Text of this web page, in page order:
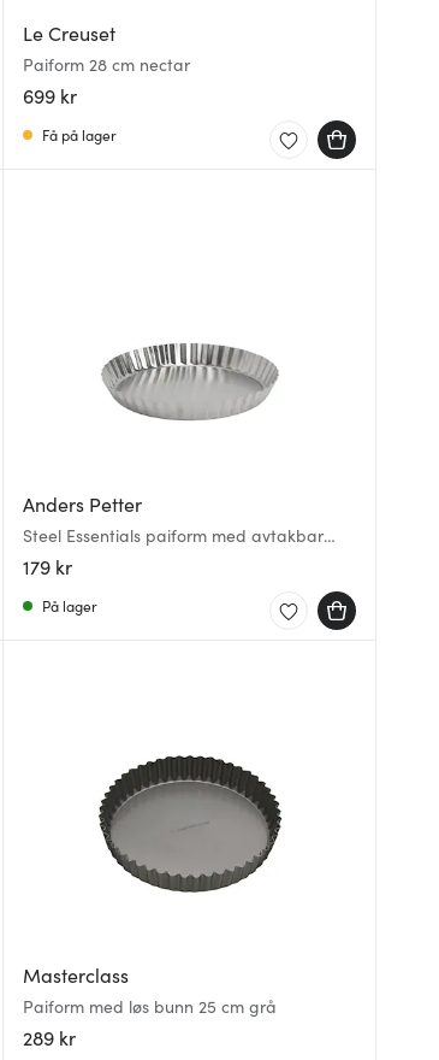
Le Creuset
Paiform 28 cm nectar
699 kr
Få på lager
Anders Petter
Steel Essentials paiform med avtakbar
bunn 24 cm rustfritt stål
179 kr
På lager
Masterclass
Paiform med løs bunn 25 cm grå
289 kr